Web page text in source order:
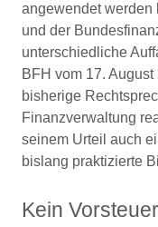
angewendet werden
und der
unterschiedliche
BFH vom 17. August
bisherige
Finanzverwaltung
seinem Urteil auch
bislang praktizierte
Kein